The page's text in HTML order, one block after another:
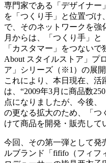
専門家である「デザイナー
を「つくり手」と位置づけ
で、そのネットワークを強
月からは、「つくり手」と
「カスタマー」をつない
About スタイルストア」プ
ア」シリーズ（※1）の展
これにより、本日現在、活
は、“2009年3月に商品数
点になりましたが、今後
の更なる拡大のため、「つ
けて商品を開発・販売して
今回、その第一弾として発
ルブランド「fififo（フィフ